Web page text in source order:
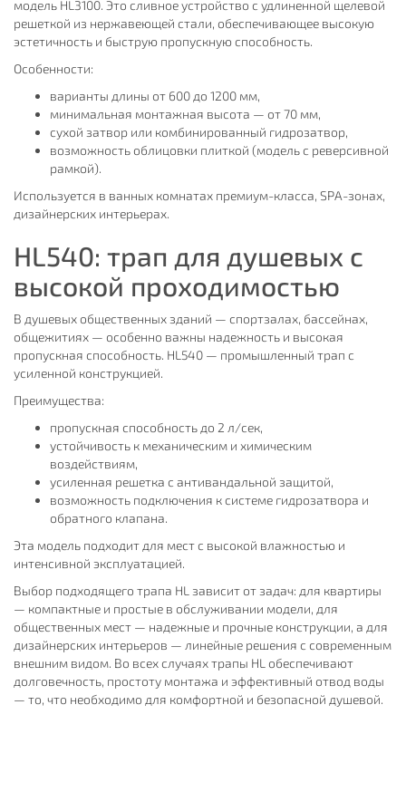
модель HL3100. Это сливное устройство с удлиненной щелевой
решеткой из нержавеющей стали, обеспечивающее высокую
эстетичность и быструю пропускную способность.
Особенности:
варианты длины от 600 до 1200 мм,
минимальная монтажная высота — от 70 мм,
сухой затвор или комбинированный гидрозатвор,
возможность облицовки плиткой (модель с реверсивной
рамкой).
Используется в ванных комнатах премиум-класса, SPA-зонах,
дизайнерских интерьерах.
HL540: трап для душевых с
высокой проходимостью
В душевых общественных зданий — спортзалах, бассейнах,
общежитиях — особенно важны надежность и высокая
пропускная способность. HL540 — промышленный трап с
усиленной конструкцией.
Преимущества:
пропускная способность до 2 л/сек,
устойчивость к механическим и химическим
воздействиям,
усиленная решетка с антивандальной защитой,
возможность подключения к системе гидрозатвора и
обратного клапана.
Эта модель подходит для мест с высокой влажностью и
интенсивной эксплуатацией.
Выбор подходящего трапа HL зависит от задач: для квартиры
— компактные и простые в обслуживании модели, для
общественных мест — надежные и прочные конструкции, а для
дизайнерских интерьеров — линейные решения с современным
внешним видом. Во всех случаях трапы HL обеспечивают
долговечность, простоту монтажа и эффективный отвод воды
— то, что необходимо для комфортной и безопасной душевой.